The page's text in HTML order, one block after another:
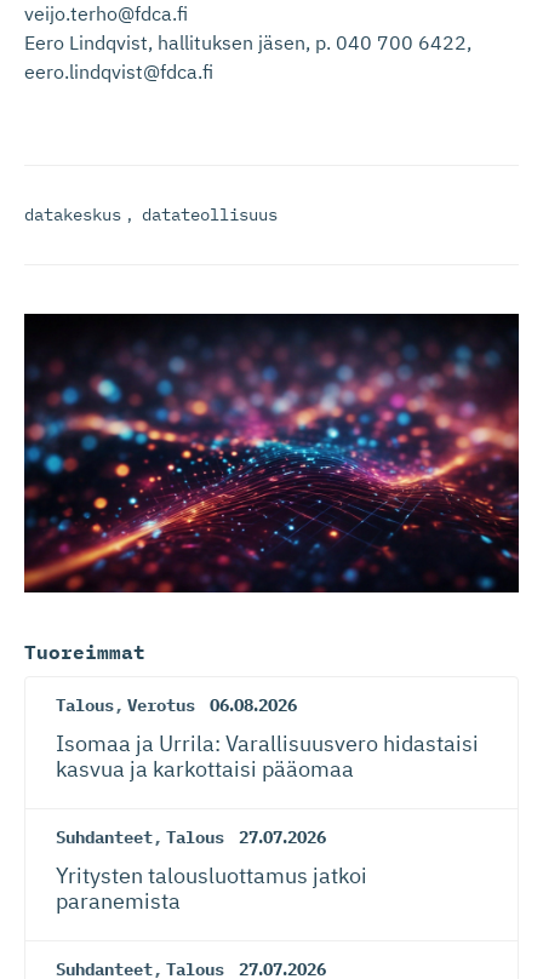
veijo.terho@fdca.fi
Eero Lindqvist, hallituksen jäsen, p. 040 700 6422,
eero.lindqvist@fdca.fi
datakeskus , datateollisuus
Tuoreimmat
Talous, Verotus 06.08.2026
Isomaa ja Urrila: Varallisuusvero hidastaisi
kasvua ja karkottaisi pääomaa
Suhdanteet, Talous 27.07.2026
Yritysten talousluottamus jatkoi
paranemista
Suhdanteet, Talous 27.07.2026